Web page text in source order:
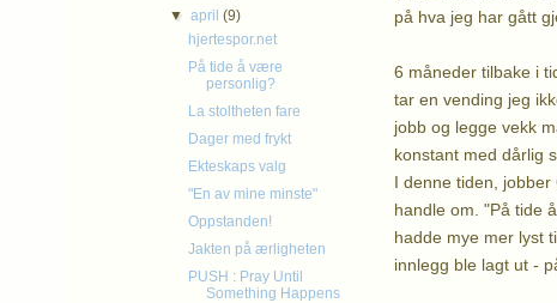
på hva jeg har gått
6 måneder tilbake i
tar en vending jeg
jobb og legge vekk
konstant med dårlig
I denne tiden,
handle om. "På tide
hadde mye mer lyst
innlegg ble lagt ut -
▼april(9)
hjertespor.net
På tide å være
personlig?
La stoltheten fare
Dager med frykt
Ekteskaps valg
"En av mine minste"
Oppstanden!
Jakten på ærligheten
PUSH : Pray Until
Something Happens